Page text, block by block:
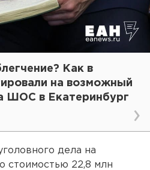
Как в
на возможный
ШОС в Екатеринбург
дела на
стоимостью 22,8 млн